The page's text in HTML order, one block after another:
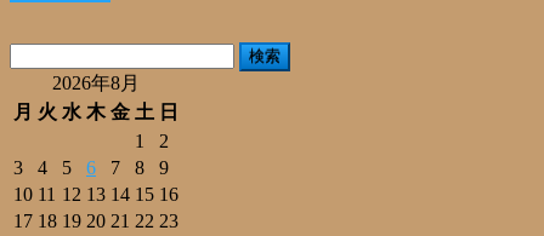
有
2026年8月
月 火 水 木 金 土 日
1
2
3
4 5 6 7 8
9
10 11 12 13 14 15 16
17 18 19 20 21 22 23